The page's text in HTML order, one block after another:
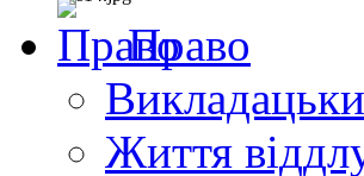
Право
Життя